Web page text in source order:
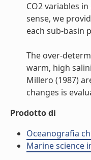
CO2 variables
sense, we
each sub-basin
The over-
warm, high
Millero (1987)
changes is
Prodotto di
Oceanografia
Marine science